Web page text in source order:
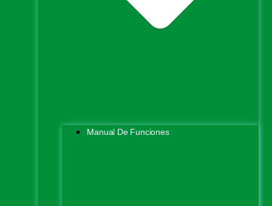
Manual De Funciones